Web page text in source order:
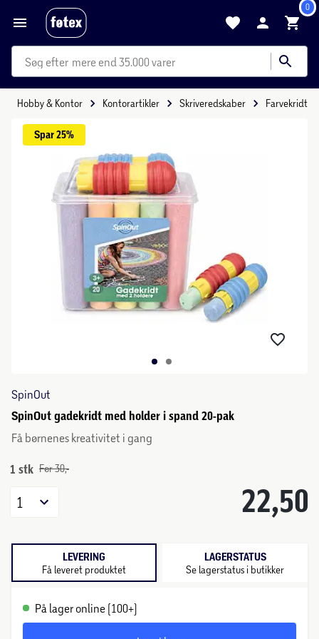
0
mere end 35.000 varer
Hobby & Kontor Kontorartikler Skriveredskaber Farvekridt
Spar 25%
SpinOut
SpinOut gadekridt med holder i spand 20-pak
Få børnenes kreativitet i gang
1 stk Før 30,-
22,50
1
LEVERING
Få leveret produktet
LAGERSTATUS
Se lagerstatus i butikker
På lager online (100+)